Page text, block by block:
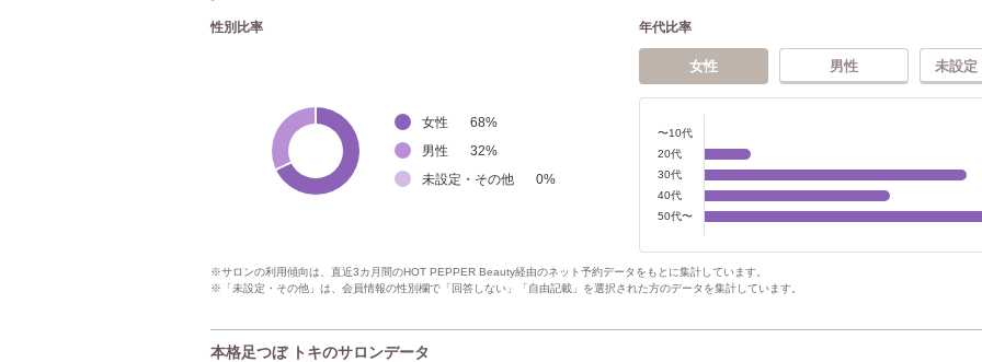
性別比率
女性 68%
男性
32%
未設定・その他
0%
年代比率
女性 男性 未設定
〜10代
20代
30代
40代
50代〜
※サロンの利用傾向は、直近3カ月間のHOT PEPPER Beauty経由のネット予約データをもとに集計しています。
※「未設定・その他」は、会員情報の性別欄で「回答しない」「自由記載」を選択された方のデータを集計しています。
本格足つぼ トキのサロンデータ